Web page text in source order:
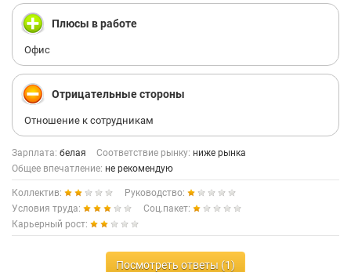
Плюсы в работе
Офис
Отрицательные стороны
Отношение к сотрудникам
Зарплата: белая Соответствие рынку: ниже рынка
Общее впечатление: не рекомендую
Коллектив:
Руководство:
Условия труда:
Соц.пакет:
Карьерный рост:
Посмотреть ответы (1)